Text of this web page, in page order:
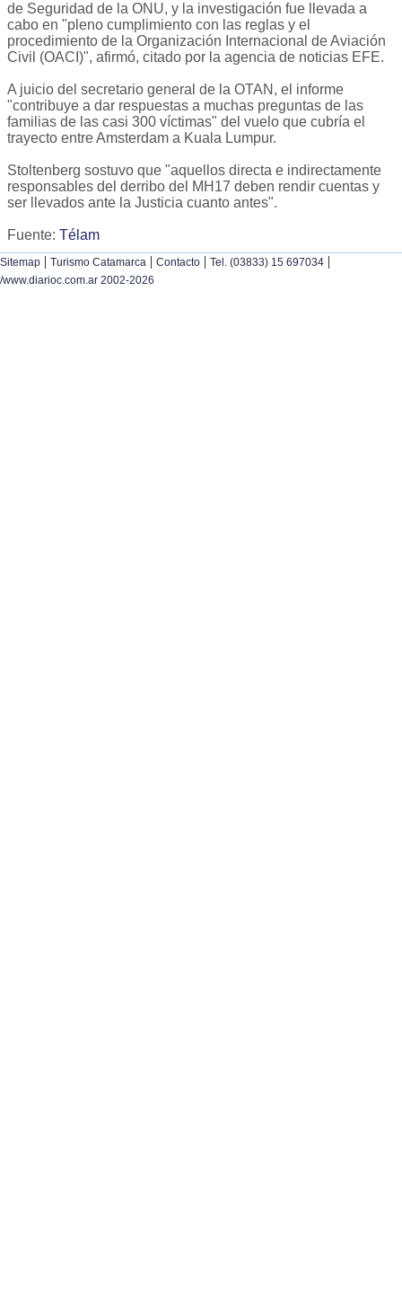
de Seguridad de la ONU, y la investigación fue llevada a
cabo en "pleno cumplimiento con las reglas y el
procedimiento de la Organización Internacional de Aviación
Civil (OACI)", afirmó, citado por la agencia de noticias EFE.
A juicio del secretario general de la OTAN, el informe
"contribuye a dar respuestas a muchas preguntas de las
familias de las casi 300 víctimas" del vuelo que cubría el
trayecto entre Amsterdam a Kuala Lumpur.
Stoltenberg sostuvo que "aquellos directa e indirectamente
responsables del derribo del MH17 deben rendir cuentas y
ser llevados ante la Justicia cuanto antes".
Fuente: Télam
Sitemap | Turismo Catamarca | Contacto | Tel. (03833) 15 697034 |
/www.diarioc.com.ar 2002-2026